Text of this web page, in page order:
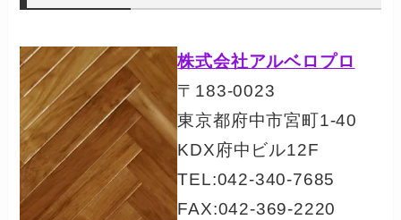
株式会社アルベロプロ
〒183-0023
東京都府中市宮町1-40
KDX府中ビル12F
TEL:042-340-7685
FAX:042-369-2220